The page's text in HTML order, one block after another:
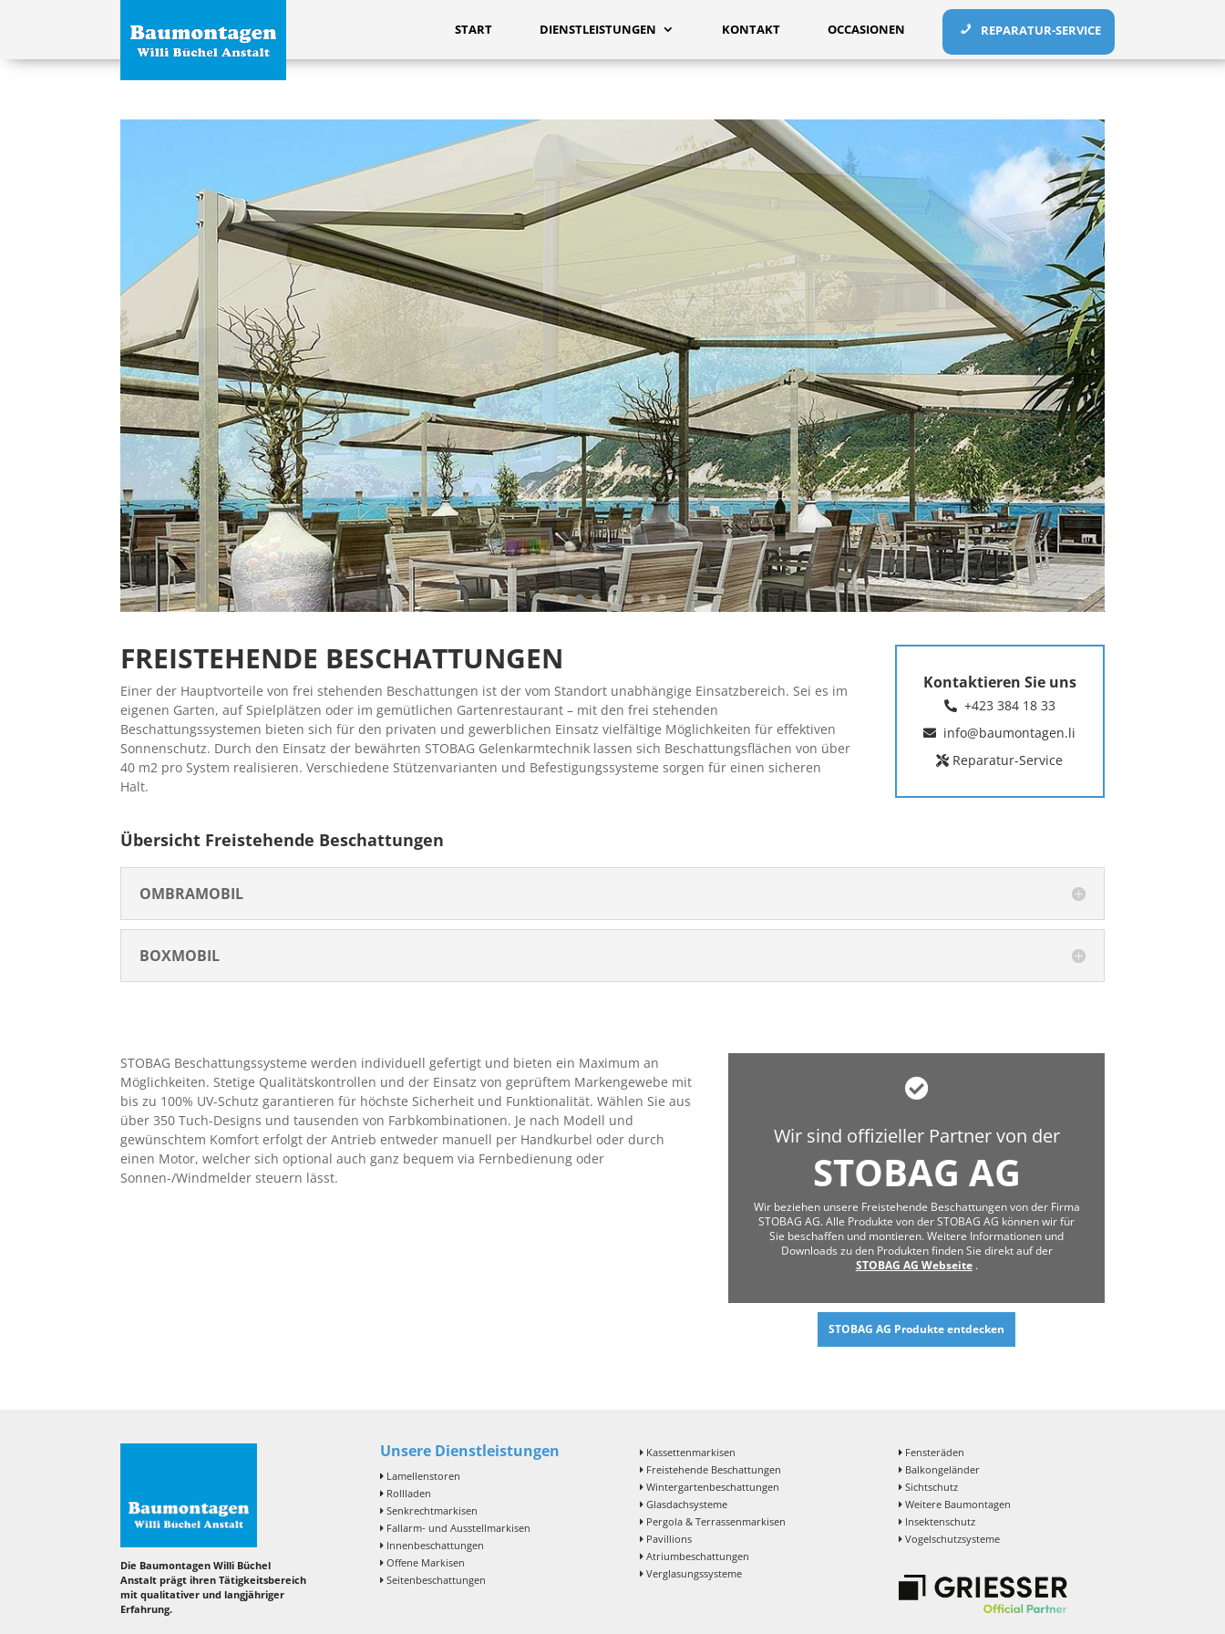
START DIENSTLEISTUNGEN KONTAKT OCCASIONEN REPARATUR-SERVICE
FREISTEHENDE BESCHATTUNGEN
Einer der Hauptvorteile von frei stehenden Beschattungen ist der vom Standort unabhängige Einsatzbereich. Sei es im
eigenen Garten, auf Spielplätzen oder im gemütlichen Gartenrestaurant – mit den frei stehenden
Beschattungssystemen bieten sich für den privaten und gewerblichen Einsatz vielfältige Möglichkeiten für effektiven
Sonnenschutz. Durch den Einsatz der bewährten STOBAG Gelenkarmtechnik lassen sich Beschattungsflächen von über
40 m2 pro System realisieren. Verschiedene Stützenvarianten und Befestigungssysteme sorgen für einen sicheren
Halt.
Kontaktieren Sie uns
+423 384 18 33
info@baumontagen.li
Reparatur-Service
Übersicht Freistehende Beschattungen
OMBRAMOBIL
BOXMOBIL
STOBAG Beschattungssysteme werden individuell gefertigt und bieten ein Maximum an
Möglichkeiten. Stetige Qualitätskontrollen und der Einsatz von geprüftem Markengewebe mit
bis zu 100% UV-Schutz garantieren für höchste Sicherheit und Funktionalität. Wählen Sie aus
über 350 Tuch-Designs und tausenden von Farbkombinationen. Je nach Modell und
gewünschtem Komfort erfolgt der Antrieb entweder manuell per Handkurbel oder durch
einen Motor, welcher sich optional auch ganz bequem via Fernbedienung oder
Sonnen-/Windmelder steuern lässt.
Wir sind offizieller Partner von der
STOBAG AG
Wir beziehen unsere Freistehende Beschattungen von der Firma
STOBAG AG. Alle Produkte von der STOBAG AG können wir für
Sie beschaffen und montieren. Weitere Informationen und
Downloads zu den Produkten finden Sie direkt auf der
STOBAG AG Webseite .
STOBAG AG Produkte entdecken
Die Baumontagen Willi Büchel
Anstalt prägt ihren Tätigkeitsbereich
mit qualitativer und langjähriger
Erfahrung.
Unsere Dienstleistungen
Lamellenstoren
Rollladen
Senkrechtmarkisen
Fallarm- und Ausstellmarkisen
Innenbeschattungen
Offene Markisen
Seitenbeschattungen
Kassettenmarkisen
Freistehende Beschattungen
Wintergartenbeschattungen
Glasdachsysteme
Pergola & Terrassenmarkisen
Pavillions
Atriumbeschattungen
Verglasungssysteme
Fensteräden
Balkongeländer
Sichtschutz
Weitere Baumontagen
Insektenschutz
Vogelschutzsysteme